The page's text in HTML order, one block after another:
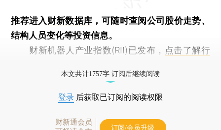
推荐进入财新数据库 ，可随时查阅公司股价走势、
结构人员变化等投资信息。
财新机器人产业指数(RII)已发布， 点击了解行
本文共计1757字 订阅后继续阅读
登录 后获取已订阅的阅读权限
财新通会员
订阅/会员升级